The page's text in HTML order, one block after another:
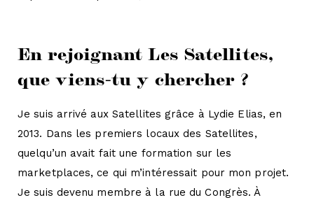
En rejoignant Les Satellites,
que viens-tu y chercher ?
Je suis arrivé aux Satellites grâce à Lydie Elias, en
2013. Dans les premiers locaux des Satellites,
quelqu’un avait fait une formation sur les
marketplaces, ce qui m’intéressait pour mon projet.
Je suis devenu membre à la rue du Congrès. À